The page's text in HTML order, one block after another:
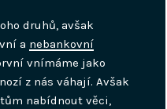
druhů, avšak
a nebankovní
vnímáme jako
z nás váhají. Avšak
nabídnout věci,